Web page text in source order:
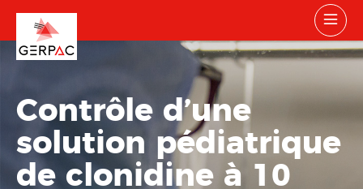
Contrôle d’une
solution pédiatrique
de clonidine à 10